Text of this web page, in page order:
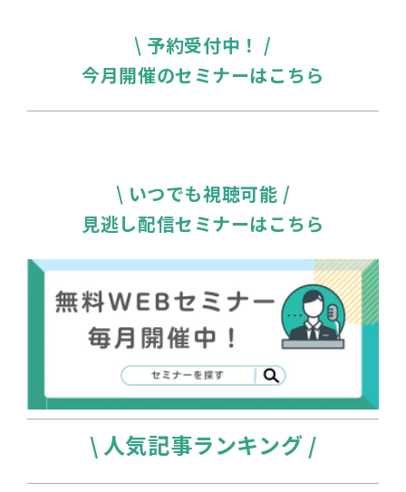
\ 予約受付中！ /
今月開催のセミナーはこちら
\ いつでも視聴可能 /
見逃し配信セミナーはこちら
\ 人気記事ランキング /